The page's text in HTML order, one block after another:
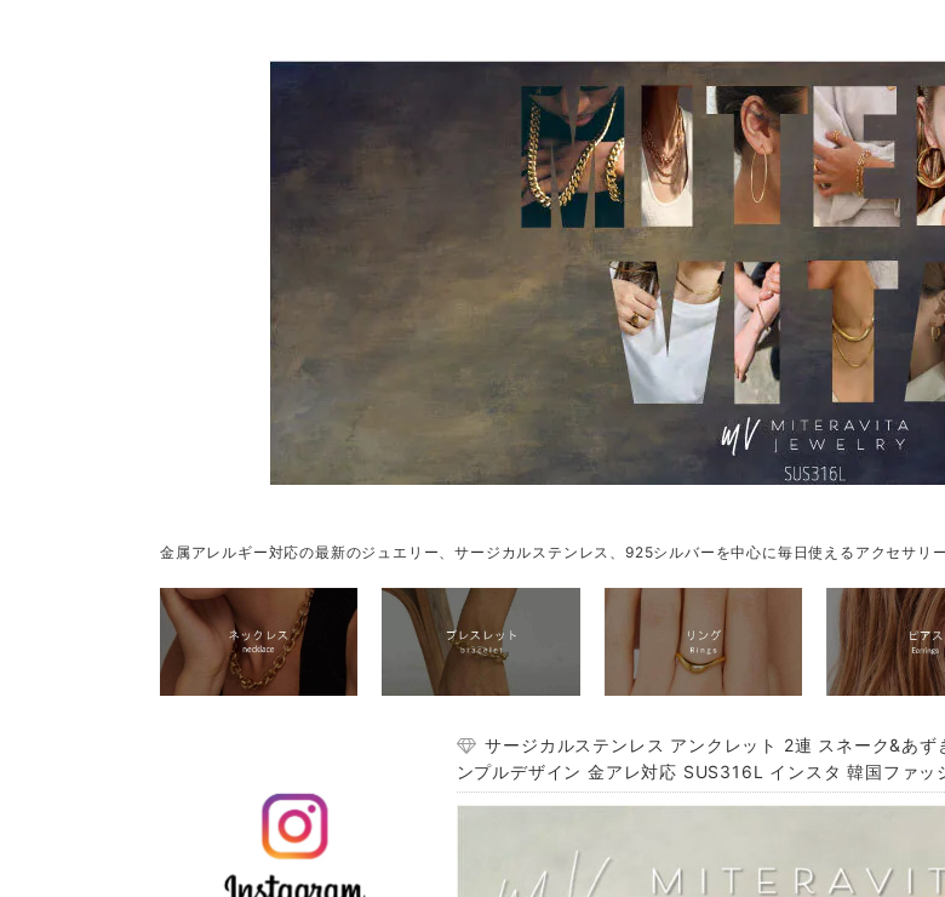
金属アレルギー対応の最新のジュエリー、サージカルステンレス、925シルバーを中心に毎日使えるアクセサリ
サージカルステンレス アンクレット 2連 スネーク&あ
ンプルデザイン 金アレ対応 SUS316L インスタ 韓国ファッ